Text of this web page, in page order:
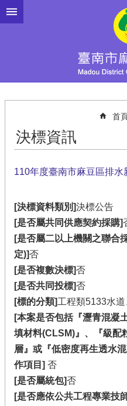
跳到主要內容區塊
首
決標資訊
110年度臺南市麻豆區排水
[決標資料類別]決標公告
[是否屬共同供應契約採購]
[是否屬二以上機關之聯合
定)]否
[是否複數決標]否
[是否共同投標]否
[標的分類]工程類5133水
[本案是否包括『瀝青混凝
填材料(CLSM)』、『級配
層』或『低密度再生透水
作項目] 否
[是否屬統包]否
[是否應依公共工程專業技